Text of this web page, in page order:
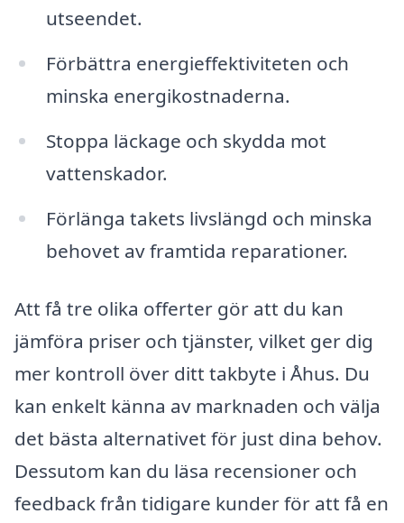
utseendet.
Förbättra energieffektiviteten och
minska energikostnaderna.
Stoppa läckage och skydda mot
vattenskador.
Förlänga takets livslängd och minska
behovet av framtida reparationer.
Att få tre olika offerter gör att du kan
jämföra priser och tjänster, vilket ger dig
mer kontroll över ditt takbyte i Åhus. Du
kan enkelt känna av marknaden och välja
det bästa alternativet för just dina behov.
Dessutom kan du läsa recensioner och
feedback från tidigare kunder för att få en